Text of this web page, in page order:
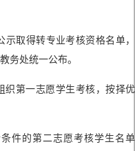
示取得转专业考核资格名单，
务处统一公布。
织第一志愿学生考核，按择优
件的第二志愿考核学生名单